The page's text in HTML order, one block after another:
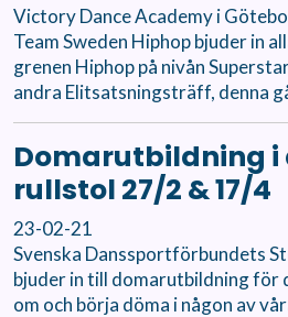
Victory Dance Academy i
Team Sweden Hiphop bjuder in
grenen Hiphop på nivån
andra Elitsatsningsträff, denna
Domarutbildning i
rullstol 27/2 & 17/4
23-02-21
Svenska Danssportförbundets
bjuder in till domarutbildning för
om och börja döma i någon av